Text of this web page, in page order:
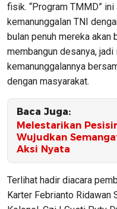
fisik. “Program TMMD”
kemanunggalan TNI
bulan penuh mereka akan
membangun desanya,
kemanunggalannya
dengan masyarakat.
Baca Juga:
‎Melestarikan
Wujudkan
Aksi Nyata
Terlihat hadir diacara
Karter Febrianto Ridawan